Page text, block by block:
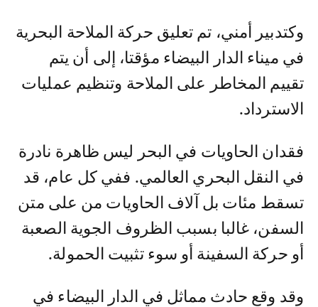
وكتدبير أمني، تم تعليق حركة الملاحة البحرية
في ميناء الدار البيضاء مؤقتا، إلى أن يتم
تقييم المخاطر على الملاحة وتنظيم عمليات
الاسترداد.
فقدان الحاويات في البحر ليس ظاهرة نادرة
في النقل البحري العالمي. ففي كل عام، قد
تسقط مئات بل آلاف الحاويات من على متن
السفن، غالبا بسبب الظروف الجوية الصعبة
أو حركة السفينة أو سوء تثبيت الحمولة.
وقد وقع حادث مماثل في الدار البيضاء في